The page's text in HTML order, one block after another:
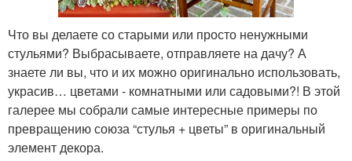
Что вы делаете со старыми или просто ненужными
стульями? Выбрасываете, отправляете на дачу? А
знаете ли вы, что и их можно оригинально использовать,
украсив… цветами - комнатными или садовыми?! В этой
галерее мы собрали самые интересные примеры по
превращению союза “стулья + цветы” в оригинальный
элемент декора.